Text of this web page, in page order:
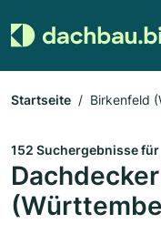
Startseite Birkenfeld
152 Suchergebnisse für